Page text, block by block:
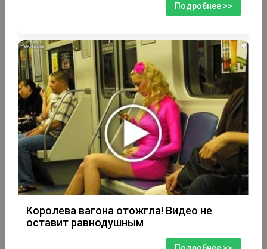
Подробнее >>
i
Королева вагона отожгла! Видео не
оставит равнодушным